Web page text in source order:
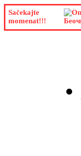
Sačekajte
momenat!!!